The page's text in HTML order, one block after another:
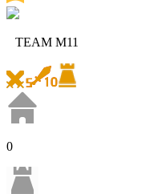
TEAM M11
0